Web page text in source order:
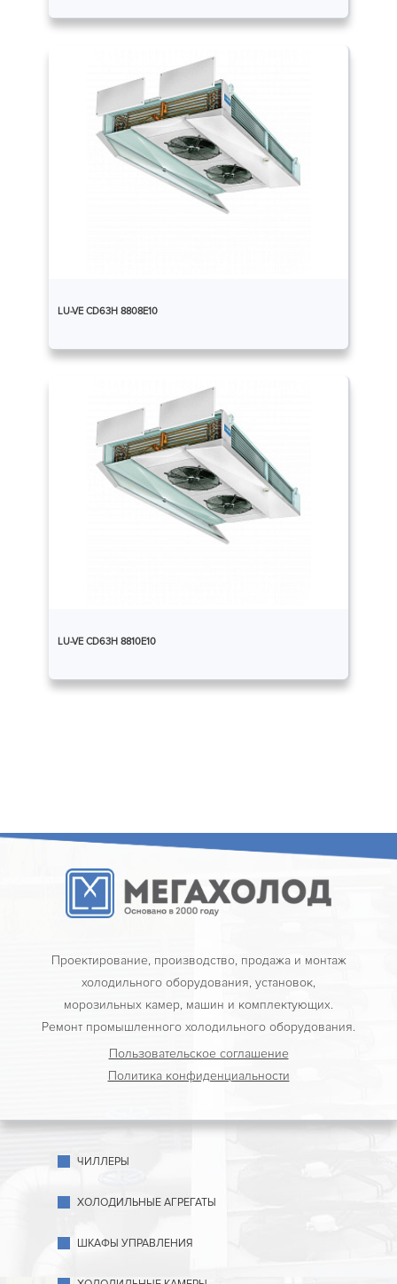
LU-VE CD63H 8808E10
LU-VE CD63H 8810E10
Проектирование, производство, продажа и монтаж
холодильного оборудования, установок,
морозильных камер, машин и комплектующих.
Ремонт промышленного холодильного оборудования.
Пользовательское соглашение
Политика конфиденциальности
ЧИЛЛЕРЫ
ХОЛОДИЛЬНЫЕ АГРЕГАТЫ
ШКАФЫ УПРАВЛЕНИЯ